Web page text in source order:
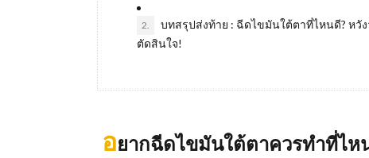
2.
บทสรุปส่งท้าย : ฉีดไขมันใต้ตาที่ไหนดี? หวั
ตัดสินใจ!
อยากฉีดไขมันใต้ตาควรทำที่ไห